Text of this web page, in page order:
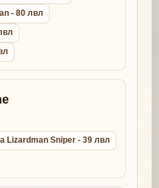
- 80 лвл
Lizardman Sniper - 39 лвл